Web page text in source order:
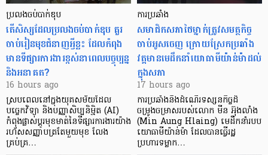
ប្រលងចប់បាក់ឌុប
តើសិស្សដែលប្រលងចប់បាក់ឌុប គួរ
ចាប់រៀនមុខជំនាញអ្វីខ្លះ ដែលកំពុង
មានទីផ្សារការងារខ្ពស់នាពេលបច្ចុប្បន្ន
និងអនាគត?
16 hours ago
ស្របពេលនៅក្នុងយុគសម័យដែល
បច្ចេកវិទ្យា និងបញ្ញាសិប្បនិម្មិត (AI)
កំពុងផ្លាស់ប្តូរមុខមាត់នៃទីផ្សារការងារយ៉ាង
រហ័សសញ្ញាបត្រតែមួយមុខ លែង
គ្រប់គ្រ…
ការប្រឆាំង
សមាជិកសភាថៃម្នាក់ត្រូវសមត្ថកិច្ច
ចាប់អូសចេញ ក្រោយស្រែកប្រឆាំង
វត្តមានមេដឹកនាំយោធាមីយ៉ាន់ម៉ាដល់
ក្នុងសភា
17 hours ago
ការប្រឆាំងនឹងដំណើរទស្សនកិច្ចដ៏
ចម្រូងចម្រាសរបស់លោក មីន អ៊ុងលាំង
(Min Aung Hlaing) មេដឹកនាំរបប
យោធាមីយ៉ាន់ម៉ា ដែលបានធ្វើរដ្ឋ
ប្រហារទម្លាក…